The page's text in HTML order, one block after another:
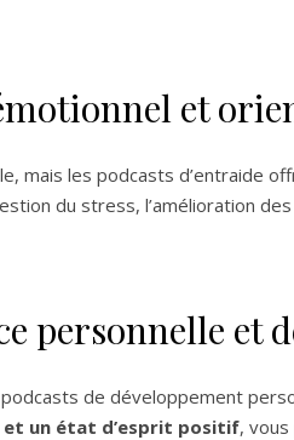
et
mais les podcasts d’entraide
du stress, l’amélioration
personnelle et
de développement
et un état d’esprit positif,